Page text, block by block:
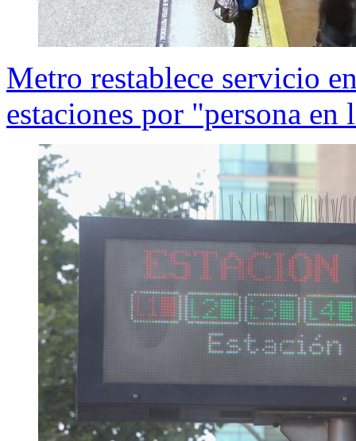
Metro restablece servicio
estaciones por "persona en